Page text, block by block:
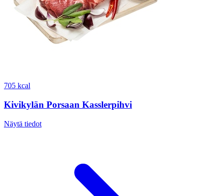
705 kcal
Kivikylän Porsaan Kasslerpihvi
Näytä tiedot